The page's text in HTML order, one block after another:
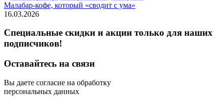
Малабар-кофе, который «сводит с ума»
16.03.2026
Специальные скидки и акции только для наших
подписчиков!
Оставайтесь на связи
Вы даете согласие на обработку
персональных данных